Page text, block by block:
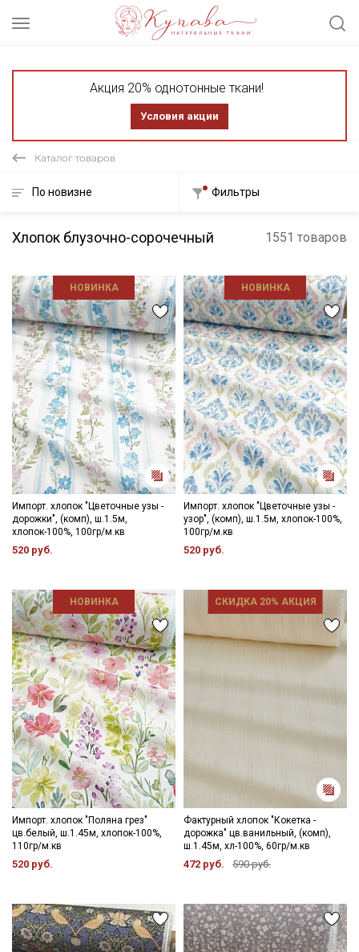
Акция 20% однотонные ткани!
Условия акции
Каталог товаров
По новизне Фильтры
Хлопок блузочно-сорочечный 1551 товаров
НОВИНКА
Импорт. хлопок "Цветочные узы -
дорожки", (комп), ш.1.5м,
хлопок-100%, 100гр/м.кв
520 руб.
НОВИНКА
Импорт. хлопок "Цветочные узы -
узор", (комп), ш.1.5м, хлопок-100%,
100гр/м.кв
520 руб.
НОВИНКА
Импорт. хлопок "Поляна грез"
цв.белый, ш.1.45м, хлопок-100%,
110гр/м.кв
520 руб.
СКИДКА 20% АКЦИЯ
Фактурный хлопок "Кокетка -
дорожка" цв.ванильный, (комп),
ш.1.45м, хл-100%, 60гр/м.кв
472 руб. 590 руб.